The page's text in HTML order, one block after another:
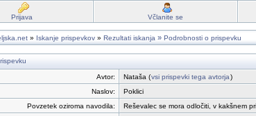
Prijava Včlanite se
» Iskanje prispevkov » Rezultati iskanja » Podrobnosti o prispevku
Avtor: Nataša (vsi prispevki tega avtorja)
Naslov:
Poklici
Povzetek oziroma navodila:
Reševalec se mora odločiti, v kakšnem